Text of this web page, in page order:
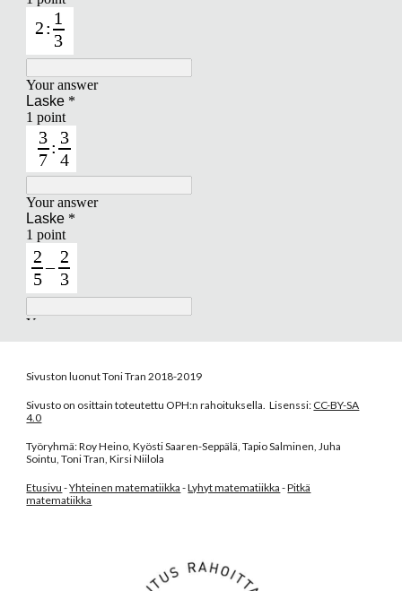
Sivuston luonut Toni Tran 2018-2019
Sivusto on osittain toteutettu OPH:n rahoituksella. Lisenssi: CC-BY-SA
4.0
Työryhmä: Roy Heino, Kyösti Saaren-Seppälä, Tapio Salminen, Juha
Sointu, Toni Tran, Kirsi Niilola
Etusivu -Yhteinen matematiikka -Lyhyt matematiikka -Pitkä
matematiikka